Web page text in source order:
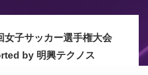
女子サッカー選手権大会
by 明興テクノス